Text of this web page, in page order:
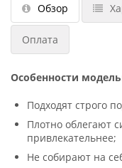
Обзор
Оплата
Особенности
Подходят строго
Плотно облегают
привлекательнее;
Не собирают на